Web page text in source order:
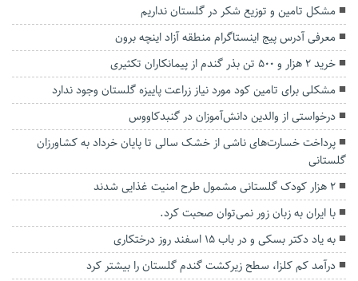
مشکل تامین و توزیع شکر در گلستان نداریم
معرفی آدرس پیج اینستاگرام منطقه آزاد اینچه برون
خرید ۲ هزار و ۵۰۰ تن بذر گندم از پیمانکاران تکثیری
مشکلی برای تامین کود مورد نیاز زراعت پاییزه گلستان وجود ندارد
درخواستی از والدین دانش‌آموزان در گنبدکاووس
پرداخت خسارت‌های ناشی از خشک سالی تا پایان خرداد به کشاورزان
گلستانی
۲ هزار کودک گلستانی مشمول طرح امنیت غذایی شدند
با ایران به زبان زور نمی‌توان صحبت کرد.
به یاد دکتر بسکی و در باب ۱۵ اسفند روز درختکاری
درآمد کم کلزا، سطح زیرکشت گندم گلستان را بیشتر کرد